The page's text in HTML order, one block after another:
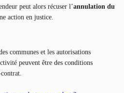
peut alors récuser l’annulation du
action en justice.
communes et les autorisations
peuvent être des conditions